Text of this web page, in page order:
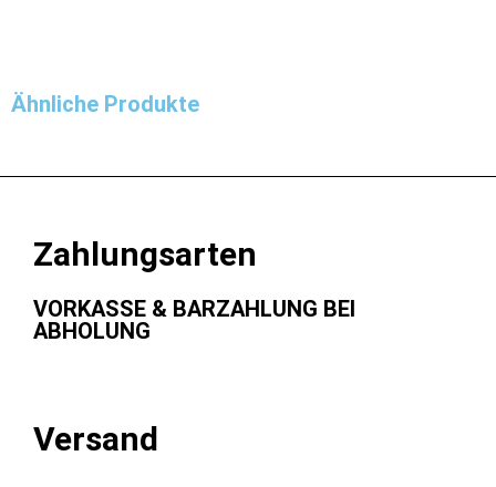
Ähnliche Produkte
Zahlungsarten
VORKASSE & BARZAHLUNG BEI
ABHOLUNG
Versand